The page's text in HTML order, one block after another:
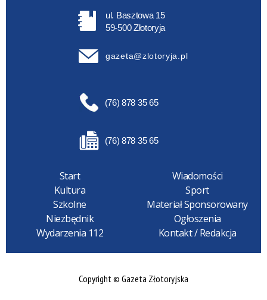
ul. Basztowa 15
59-500 Złotoryja
gazeta@zlotoryja.pl
(76) 878 35 65
(76) 878 35 65
Start
Wiadomości
Kultura
Sport
Szkolne
Materiał Sponsorowany
Niezbędnik
Ogłoszenia
Wydarzenia 112
Kontakt / Redakcja
Copyright © Gazeta Złotoryjska